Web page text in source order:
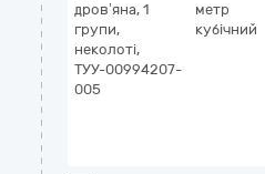
дров’яна, 1
групи,
неколоті,
ТУУ-00994207-
005
метр
кубічний